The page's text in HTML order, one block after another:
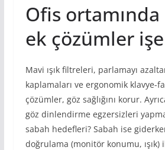
Ofis
ek çözümler
Mavi ışık filtreleri, parlamayı
kaplamaları ve ergonomik klavye-
çözümler, göz sağlığını korur.
göz dinlendirme egzersizleri
sabah hedefleri? Sabah ise
doğrulama (monitör konumu, ışık)